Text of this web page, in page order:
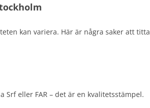
kan variera. Här är några saker att titta
eller FAR – det är en kvalitetsstämpel.